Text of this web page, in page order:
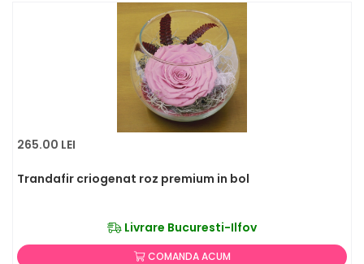
265.00 LEI
Trandafir criogenat roz premium in bol
Livrare Bucuresti-Ilfov
COMANDA ACUM